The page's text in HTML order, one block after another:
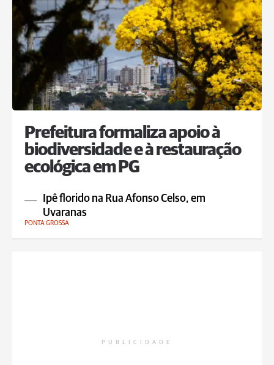
Prefeitura formaliza apoio à
biodiversidade e à restauração
ecológica em PG
Ipê florido na Rua Afonso Celso, em
Uvaranas
PONTA GROSSA
PUBLICIDADE